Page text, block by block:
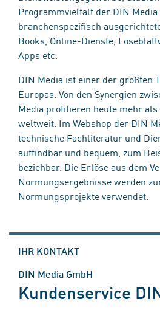
Programmvielfalt der DIN
branchenspezifisch
Books, Online-Dienste,
Apps etc.
DIN Media ist einer der größten
Europas. Von den Synergien
Media profitieren heute mehr als
weltweit. Im Webshop der DIN
technische Fachliteratur und
auffindbar und bequem, zum
beziehbar. Die Erlöse aus dem
Normungsergebnisse werden
Normungsprojekte verwendet.
IHR KONTAKT
DIN Media GmbH
Kundenservice